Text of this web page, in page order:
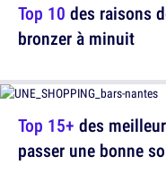
Top 15+ des
passer une bonne
Top 10 des raisons
bronzer à minuit